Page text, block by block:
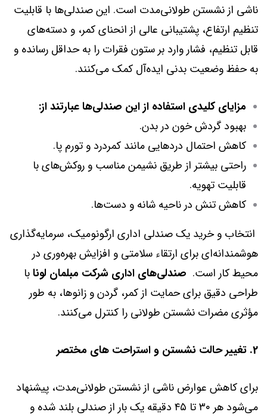
ناشی از نشستن طولانی‌مدت است. این صندلی‌ها با قابلیت
تنظیم ارتفاع، پشتیبانی عالی از انحنای کمر، و دسته‌های
قابل تنظیم، فشار وارد بر ستون فقرات را به حداقل رسانده و
به حفظ وضعیت بدنی ایده‌آل کمک می‌کنند.
مزایای کلیدی استفاده از این صندلی‌ها عبارتند از:
بهبود گردش خون در بدن.
کاهش احتمال دردهایی مانند کمردرد و تورم پا.
راحتی بیشتر از طریق نشیمن مناسب و روکش‌های با
قابلیت تهویه.
کاهش تنش در ناحیه شانه و دست‌ها.
انتخاب و خرید یک صندلی اداری ارگونومیک، سرمایه‌گذاری
هوشمندانه‌ای برای ارتقاء سلامتی و افزایش بهره‌وری در
محیط کار است. صندلی‌های اداری شرکت مبلمان لونابا
طراحی دقیق برای حمایت از کمر، گردن و زانوها، به طور
مؤثری مضرات نشستن طولانی را کنترل می‌کنند.
2. تغییر حالت نشستن و استراحت های مختصر
برای کاهش عوارض ناشی از نشستن طولانی‌مدت، پیشنهاد
می‌شود هر ۳۰ تا ۴۵ دقیقه یک بار از صندلی بلند شده و